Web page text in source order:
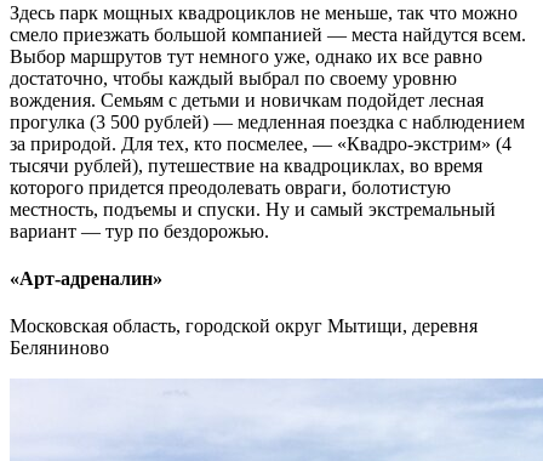
Здесь парк мощных квадроциклов не меньше, так что можно
смело приезжать большой компанией — места найдутся всем.
Выбор маршрутов тут немного уже, однако их все равно
достаточно, чтобы каждый выбрал по своему уровню
вождения. Семьям с детьми и новичкам подойдет лесная
прогулка (3 500 рублей) — медленная поездка с наблюдением
за природой. Для тех, кто посмелее, — «Квадро-экстрим» (4
тысячи рублей), путешествие на квадроциклах, во время
которого придется преодолевать овраги, болотистую
местность, подъемы и спуски. Ну и самый экстремальный
вариант — тур по бездорожью.
«Арт-адреналин»
Московская область, городской округ Мытищи, деревня
Беляниново